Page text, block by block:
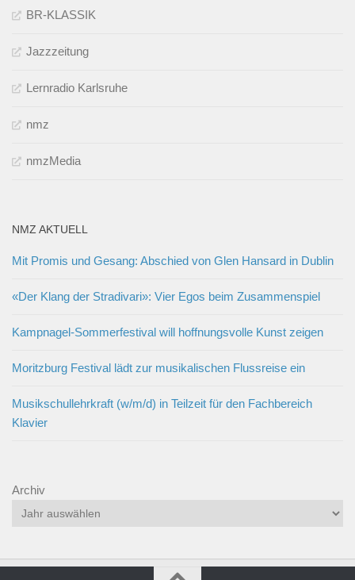
BR-KLASSIK
Jazzzeitung
Lernradio Karlsruhe
nmz
nmzMedia
NMZ AKTUELL
Mit Promis und Gesang: Abschied von Glen Hansard in Dublin
«Der Klang der Stradivari»: Vier Egos beim Zusammenspiel
Kampnagel-Sommerfestival will hoffnungsvolle Kunst zeigen
Moritzburg Festival lädt zur musikalischen Flussreise ein
Musikschullehrkraft (w/m/d) in Teilzeit für den Fachbereich
Klavier
Archiv